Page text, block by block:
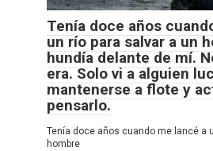
Tenía doce años
un río para salvar a un
hundía delante de mí.
era. Solo vi a alguien
mantenerse a flote y
pensarlo.
Tenía doce años cuando me lancé a
hombre